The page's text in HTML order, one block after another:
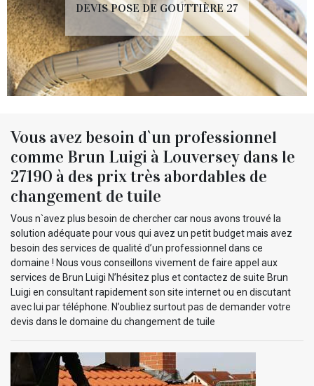
DEVIS POSE DE GOUTTIÈRE 27
Vous avez besoin d`un professionnel
comme Brun Luigi à Louversey dans le
27190 à des prix très abordables de
changement de tuile
Vous n`avez plus besoin de chercher car nous avons trouvé la
solution adéquate pour vous qui avez un petit budget mais avez
besoin des services de qualité d’un professionnel dans ce
domaine ! Nous vous conseillons vivement de faire appel aux
services de Brun Luigi N’hésitez plus et contactez de suite Brun
Luigi en consultant rapidement son site internet ou en discutant
avec lui par téléphone. N’oubliez surtout pas de demander votre
devis dans le domaine du changement de tuile